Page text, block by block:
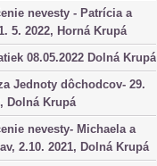
nevesty - Patrícia a
5. 2022, Horná Krupá
08.05.2022 Dolná Krupá
Jednoty dôchodcov- 29.
Dolná Krupá
nevesty- Michaela a
2.10. 2021, Dolná Krupá